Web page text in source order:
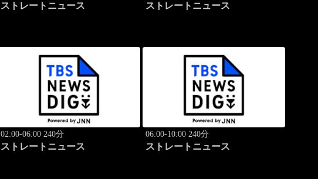
ストレートニュース ストレートニュース
02:00-06:00 240分
ストレートニュース
06:00-10:00 240分
ストレートニュース